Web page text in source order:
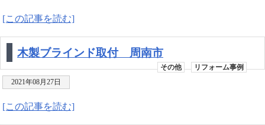
[この記事を読む]
木製ブラインド取付 周南市
その他 リフォーム事例
2021年08月27日
[この記事を読む]